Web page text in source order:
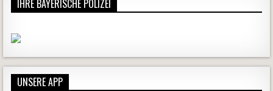
IHRE BAYERISCHE POLIZEI
UNSERE APP